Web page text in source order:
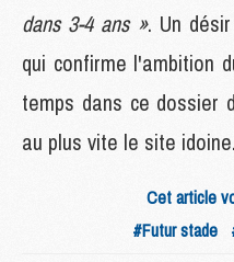
dans 3-4 ans ». Un
qui confirme l'ambition
temps dans ce dossier
au plus vite le site idoine.
Cet article
#Futur stade